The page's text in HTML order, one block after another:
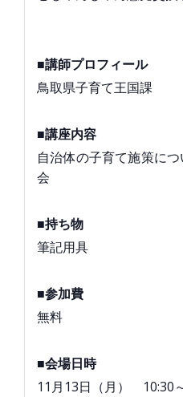
■講師プロフィール
鳥取県子育て王国課
■講座内容
自治体の子育て施策に
会
■持ち物
筆記用具
■参加費
無料
■会場日時
11月13日（月） 10:30